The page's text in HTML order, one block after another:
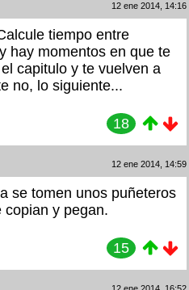
12 ene 2014, 14:16
tiempo entre
hay momentos en que te
capitulo y te vuelven a
no, lo siguiente...
18
12 ene 2014, 14:59
se tomen unos puñeteros
copian y pegan.
15